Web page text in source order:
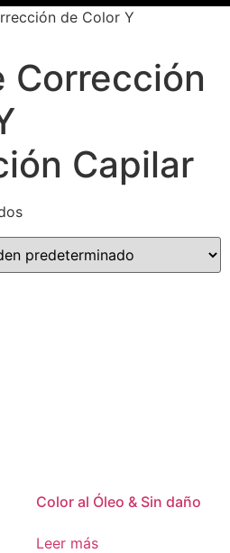
de Color Y
Corrección
Capilar
Color al Óleo & Sin daño
Leer más